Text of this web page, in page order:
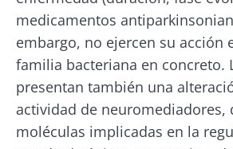
medicamentos
embargo, no ejercen su acción
familia bacteriana en concreto.
presentan también una
actividad de neuromediadores,
moléculas implicadas en la
Mantenerse
Únase a la comunidad de la
permitirá mantenerse
microbiota